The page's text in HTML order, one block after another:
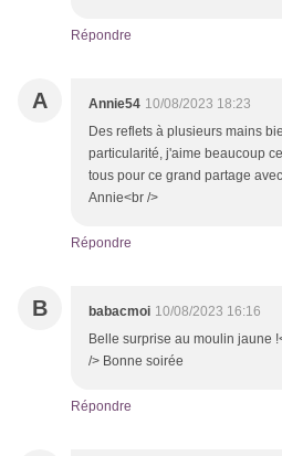
Répondre
A Annie54 10/08/2023 18:23
Des reflets à plusieurs mains
particularité, j'aime beaucoup
tous pour ce grand partage
Annie<br />
Répondre
B babacmoi 10/08/2023 16:16
Belle surprise au moulin jaune
/> Bonne soirée
Répondre